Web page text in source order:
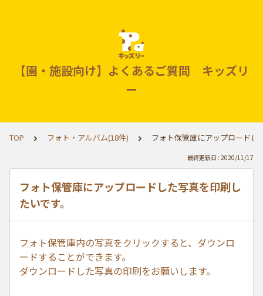
【園・施設向け】よくあるご質問 キッズリ
ー
TOP フォト・アルバム(18件) フォト保管庫にアップロードし
最終更新日 : 2020/11/17
フォト保管庫にアップロードした写真を印刷し
たいです。
フォト保管庫内の写真をクリックすると、ダウンロ
ードすることができます。
ダウンロードした写真の印刷をお願いします。